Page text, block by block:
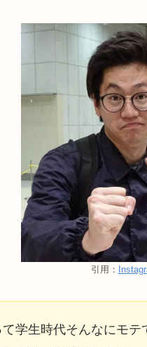
引用：
学生時代そんなにモテ